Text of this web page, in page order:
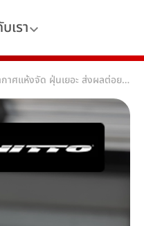
เรา
อากาศแห้งจัด ฝุ่นเยอะ ส่งผลต่อยางยังไง?